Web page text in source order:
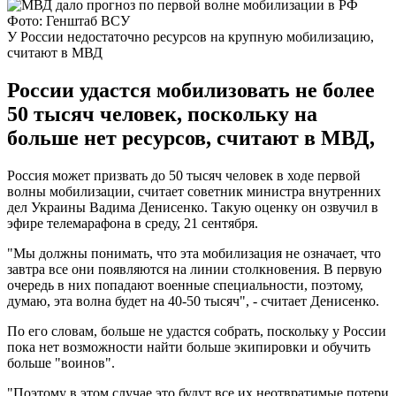
Фото: Генштаб ВСУ
У России недостаточно ресурсов на крупную мобилизацию,
считают в МВД
России удастся мобилизовать не более
50 тысяч человек, поскольку на
больше нет ресурсов, считают в МВД,
Россия может призвать до 50 тысяч человек в ходе первой
волны мобилизации, считает советник министра внутренних
дел Украины Вадима Денисенко. Такую оценку он озвучил в
эфире телемарафона в среду, 21 сентября.
"Мы должны понимать, что эта мобилизация не означает, что
завтра все они появляются на линии столкновения. В первую
очередь в них попадают военные специальности, поэтому,
думаю, эта волна будет на 40-50 тысяч", - считает Денисенко.
По его словам, больше не удастся собрать, поскольку у России
пока нет возможности найти больше экипировки и обучить
больше "воинов".
"Поэтому в этом случае это будут все их неотвратимые потери